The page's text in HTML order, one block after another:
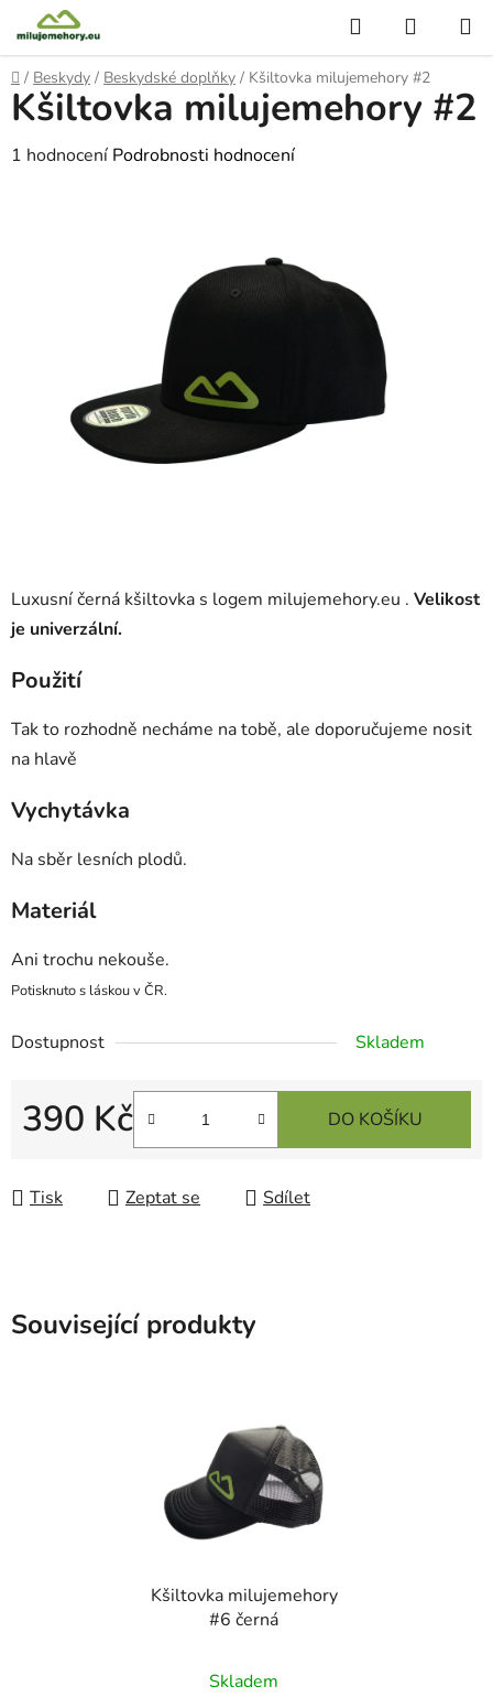
na
obsah
Hledat
KOŠÍK
Domů
/ Beskydy / Beskydské doplňky / Kšiltovka milujemehory #2
Luxusní černá kšiltovka s logem milujemehory.eu . Velikost
je univerzální.
Použití
Tak to rozhodně necháme na tobě, ale doporučujeme nosit
na hlavě
Vychytávka
Na sběr lesních plodů.
Materiál
Ani trochu nekouše.
Potisknuto s láskou v ČR.
Dostupnost Skladem
390 Kč DO KOŠÍKU
Tisk Zeptat se Sdílet
Kšiltovka milujemehory #2
Průměrné
1 hodnocení Podrobnosti hodnocení
Související produkty
Kšiltovka milujemehory
#6 černá
hodnocení
Skladem